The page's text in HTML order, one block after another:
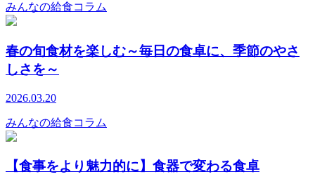
みんなの給食コラム
春の旬食材を楽しむ～毎日の食卓に、季節のやさ
しさを～
2026.03.20
みんなの給食コラム
【食事をより魅力的に】食器で変わる食卓